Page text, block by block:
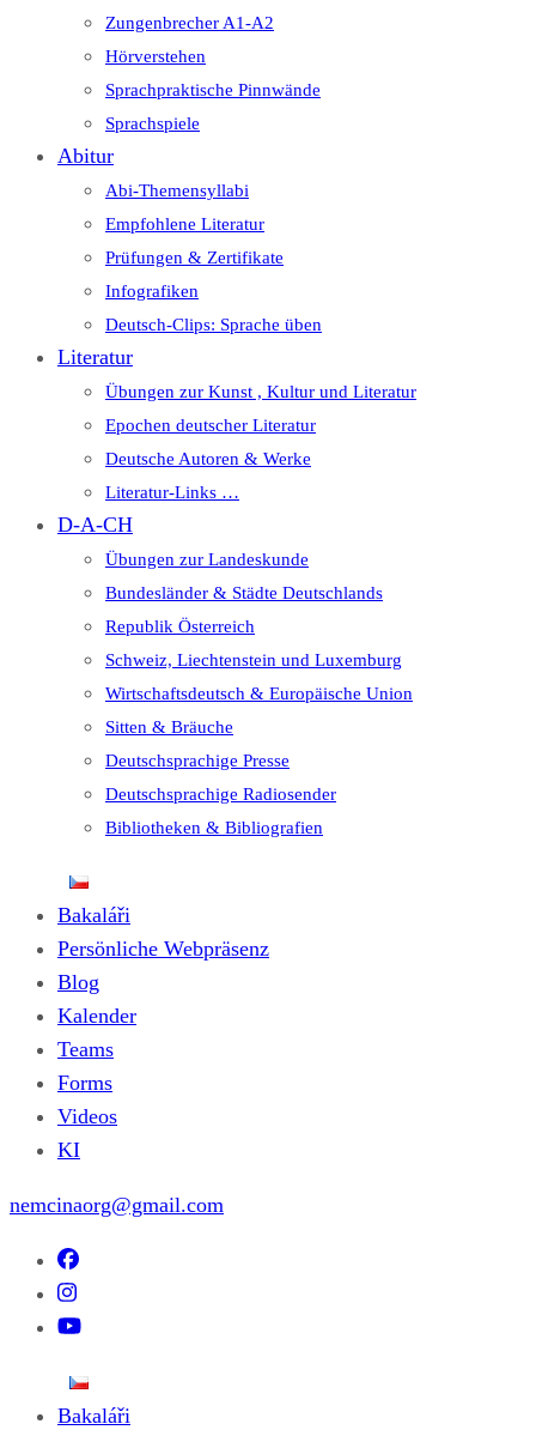
Zungenbrecher A1-A2
Hörverstehen
Sprachpraktische Pinnwände
Sprachspiele
Abitur
Abi-Themensyllabi
Empfohlene Literatur
Prüfungen & Zertifikate
Infografiken
Deutsch-Clips: Sprache üben
Literatur
Übungen zur Kunst , Kultur und Literatur
Epochen deutscher Literatur
Deutsche Autoren & Werke
Literatur-Links …
D-A-CH
Übungen zur Landeskunde
Bundesländer & Städte Deutschlands
Republik Österreich
Schweiz, Liechtenstein und Luxemburg
Wirtschaftsdeutsch & Europäische Union
Sitten & Bräuche
Deutschsprachige Presse
Deutschsprachige Radiosender
Bibliotheken & Bibliografien
Bakaláři
Persönliche Webpräsenz
Blog
Kalender
Teams
Forms
Videos
KI
nemcinaorg@gmail.com
Bakaláři